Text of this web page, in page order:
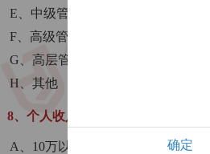
E、中级管理（总监/部门经理级）
F、高级管理（总助/执行主任/执行
G、高层管理（总经理/副总经理以
H、其他
8、个人收入（年）
A、10万以下
确定